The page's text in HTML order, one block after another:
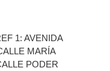
1: AVENIDA
MARÍA
PODER